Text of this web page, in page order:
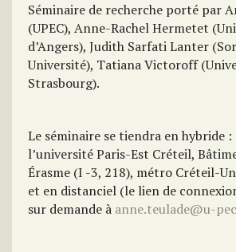
Séminaire de recherche porté par
(UPEC), Anne-Rachel Hermetet
d’Angers), Judith Sarfati Lanter
Université), Tatiana Victoroff
Strasbourg).
Le séminaire se tiendra en hybride
l’université Paris-Est Créteil,
Érasme (I -3, 218), métro Créteil-
et en distanciel (le lien de
sur demande à anne.teulade@u-